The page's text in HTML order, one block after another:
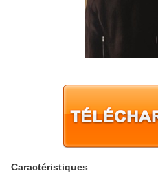
Caractéristiques